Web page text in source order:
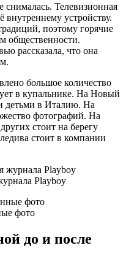
снималась. Телевизионная
внутреннему устройству.
поэтому горячие
общественности.
рассказала, что она
большое количество
в купальнике. На Новый
детьми в Италию. На
фотографий. На
стоит на берегу
стоит в компании
Playboy
фото
до и после